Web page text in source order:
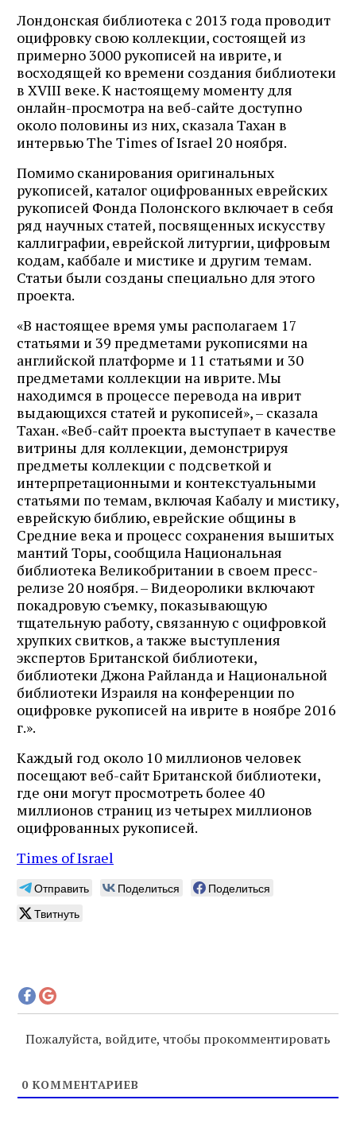
Лондонская библиотека с 2013 года проводит
оцифровку свою коллекции, состоящей из
примерно 3000 рукописей на иврите, и
восходящей ко времени создания библиотеки
в XVIII веке. К настоящему моменту для
онлайн-просмотра на веб-сайте доступно
около половины из них, сказала Тахан в
интервью The Times of Israel 20 ноября.
Помимо сканирования оригинальных
рукописей, каталог оцифрованных еврейских
рукописей Фонда Полонского включает в себя
ряд научных статей, посвященных искусству
каллиграфии, еврейской литургии, цифровым
кодам, каббале и мистике и другим темам.
Статьи были созданы специально для этого
проекта.
«В настоящее время умы располагаем 17
статьями и 39 предметами рукописями на
английской платформе и 11 статьями и 30
предметами коллекции на иврите. Мы
находимся в процессе перевода на иврит
выдающихся статей и рукописей», – сказала
Тахан. «Веб-сайт проекта выступает в качестве
витрины для коллекции, демонстрируя
предметы коллекции с подсветкой и
интерпретационными и контекстуальными
статьями по темам, включая Кабалу и мистику,
еврейскую библию, еврейские общины в
Средние века и процесс сохранения вышитых
мантий Торы, сообщила Национальная
библиотека Великобритании в своем пресс-
релизе 20 ноября. – Видеоролики включают
покадровую съемку, показывающую
тщательную работу, связанную с оцифровкой
хрупких свитков, а также выступления
экспертов Британской библиотеки,
библиотеки Джона Райланда и Национальной
библиотеки Израиля на конференции по
оцифровке рукописей на иврите в ноябре 2016
г.».
Каждый год около 10 миллионов человек
посещают веб-сайт Британской библиотеки,
где они могут просмотреть более 40
миллионов страниц из четырех миллионов
оцифрованных рукописей.
Times of Israel
Отправить Поделиться
Поделиться
Твитнуть
Пожалуйста, войдите, чтобы прокомментировать
0 КОММЕНТАРИЕВ